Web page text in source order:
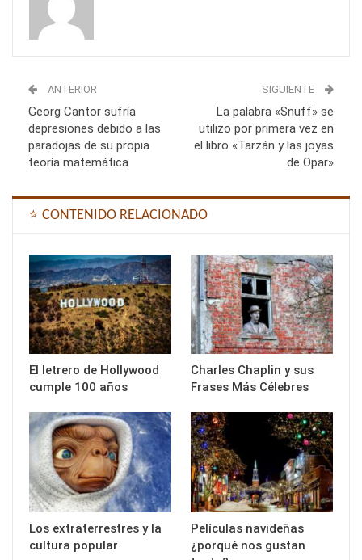
ANTERIOR
Georg Cantor sufría
depresiones debido a las
paradojas de su propia
teoría matemática
SIGUIENTE
La palabra «Snuff» se
utilizo por primera vez en
el libro «Tarzán y las joyas
de Opar»
⭐ CONTENIDO RELACIONADO
El letrero de Hollywood
cumple 100 años
Charles Chaplin y sus
Frases Más Célebres
Los extraterrestres y la
cultura popular
Películas navideñas
¿porqué nos gustan